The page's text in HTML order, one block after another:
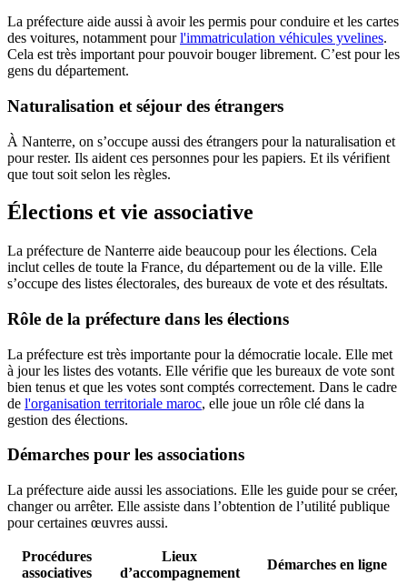
La préfecture aide aussi à avoir les permis pour conduire et les cartes
des voitures, notamment pourl'immatriculation véhicules yvelines.
Cela est très important pour pouvoir bouger librement. C’est pour les
gens du département.
Naturalisation et séjour des étrangers
À Nanterre, on s’occupe aussi des étrangers pour la naturalisation et
pour rester. Ils aident ces personnes pour les papiers. Et ils vérifient
que tout soit selon les règles.
Élections et vie associative
La préfecture de Nanterre aide beaucoup pour les élections. Cela
inclut celles de toute la France, du département ou de la ville. Elle
s’occupe des listes électorales, des bureaux de vote et des résultats.
Rôle de la préfecture dans les élections
La préfecture est très importante pour la démocratie locale. Elle met
à jour les listes des votants. Elle vérifie que les bureaux de vote sont
bien tenus et que les votes sont comptés correctement. Dans le cadre
de l'organisation territoriale maroc, elle joue un rôle clé dans la
gestion des élections.
Démarches pour les associations
La préfecture aide aussi les associations. Elle les guide pour se créer,
changer ou arrêter. Elle assiste dans l’obtention de l’utilité publique
pour certaines œuvres aussi.
Procédures
associatives
Lieux
d’accompagnement
Démarches en ligne